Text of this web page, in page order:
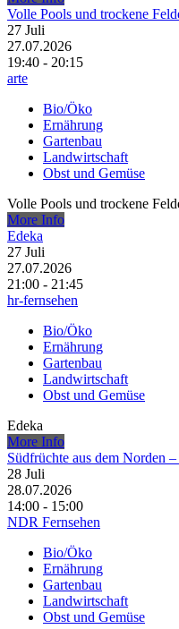
Volle Pools und trockene
27 Juli
27.07.2026
19:40 - 20:15
arte
Bio/Öko
Ernährung
Gartenbau
Landwirtschaft
Obst und Gemüse
Volle Pools und trockene
More Info
Edeka
27 Juli
27.07.2026
21:00 - 21:45
hr-fernsehen
Bio/Öko
Ernährung
Gartenbau
Landwirtschaft
Obst und Gemüse
Edeka
More Info
Südfrüchte aus dem Norden
28 Juli
28.07.2026
14:00 - 15:00
NDR Fernsehen
Bio/Öko
Ernährung
Gartenbau
Landwirtschaft
Obst und Gemüse